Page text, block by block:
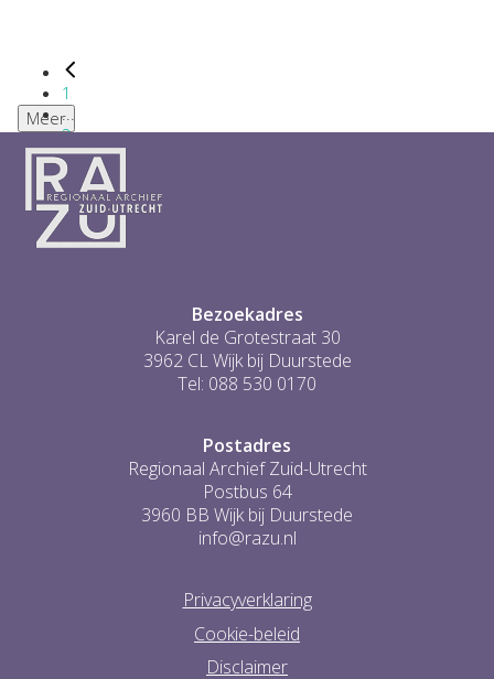
1
...
2
3
4
5
6
...
Meer
Bezoekadres
Karel de Grotestraat 30
3962 CL Wijk bij Duurstede
Tel: 088 530 0170
Postadres
Regionaal Archief Zuid-Utrecht
Postbus 64
3960 BB Wijk bij Duurstede
info@razu.nl
Privacyverklaring
Cookie-beleid
Disclaimer